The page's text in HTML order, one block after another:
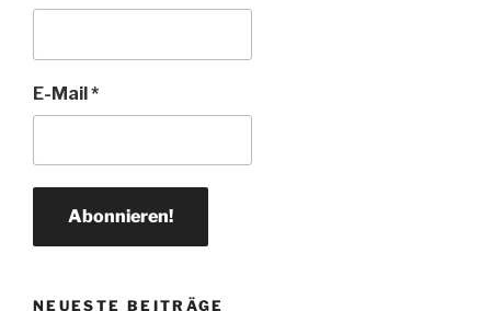
E-Mail*
NEUESTE BEITRÄGE